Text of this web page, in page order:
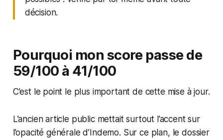
décision.
Pourquoi mon score passe de
59/100 à 41/100
C’est le point le plus important de cette mise à jour.
L’ancien article public mettait surtout l’accent sur
l’opacité générale d’Indemo. Sur ce plan, le dossier